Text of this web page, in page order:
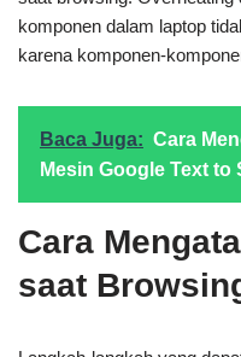
komponen dalam laptop
karena komponen-
Baca Juga: Cara
Mesin Google Text to
Cara
saat